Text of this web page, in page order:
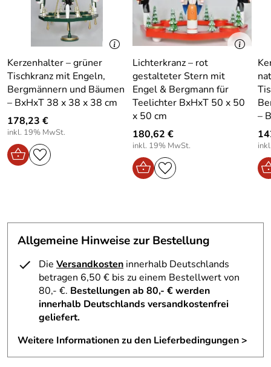
Jahreszeitenfiguren, Spieldosen und Engel werden in
verschiedenen Varianten angeboten.Weitere
verschiedene erzgebirgische Artikel finden Sie in unserem
Fragen zum Artikel haben , dann schreiben Sie uns einfach
NEU und Original verpackt Echt erzgebirgische
Handarbeit
Hersteller: Zeidler Holzkunst GmbH, Glashüttenweg 39
09548 Kurort Seiffen – Germany, info@zeidler-
holzkunst.de
Verantwortliche Person: Sandra Zeidler, Glashüttenweg
39 09548 Kurort Seiffen – Germany,
Kerzenhalter – grüner
Tischkranz mit Engeln,
Bergmännern und Bäumen
– BxHxT 38 x 38 x 38 cm
178,23 €
inkl. 19% MwSt.
Lichterkranz – rot
gestalteter Stern mit
Engel & Bergmann für
Teelichter BxHxT 50 x 50
x 50 cm
180,62 €
inkl. 19% MwSt.
–
Allgemeine Hinweise zur Bestellung
Die Versandkosten innerhalb Deutschlands
betragen 6,50 € bis zu einem Bestellwert von
80,- €. Bestellungen ab 80,- € werden
innerhalb Deutschlands versandkostenfrei
geliefert.
Weitere Informationen zu den Lieferbedingungen >